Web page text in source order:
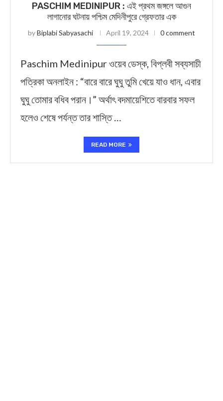
PASCHIM MEDINIPUR : এই প্রথম জঙ্গলে আগুন
লাগানোর ঘটনায় পশ্চিম মেদিনীপুরে গ্রেফতার এক
byBiplabi Sabyasachi April 19, 2024 0 comment
Paschim Medinipur ওয়েব ডেস্ক, বিপ্লবী সব্যসাচী
পত্রিকা অনলাইন : “বারে বারে ঘুঘু তুমি খেয়ে যাও ধান, এবার
ঘুঘু তোমার বধিব পরান।” অর্থাৎ বদমায়েশিতে বারবার সফল
হলেও শেষে পর্যন্ত তার শাস্তি …
READ MORE